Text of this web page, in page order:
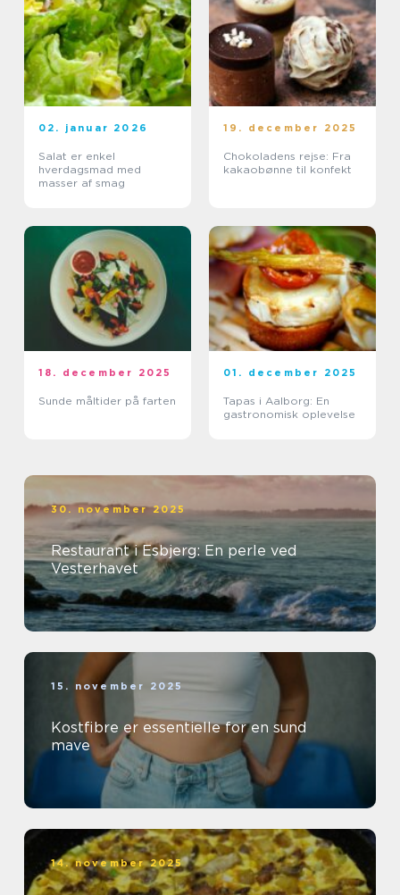
02. januar 2026
Salat er enkel
hverdagsmad med
masser af smag
19. december 2025
Chokoladens rejse: Fra
kakaobønne til konfekt
18. december 2025
Sunde måltider på farten
01. december 2025
Tapas i Aalborg: En
gastronomisk oplevelse
30. november 2025
Restaurant i Esbjerg: En perle ved
Vesterhavet
15. november 2025
Kostfibre er essentielle for en sund
mave
14. november 2025